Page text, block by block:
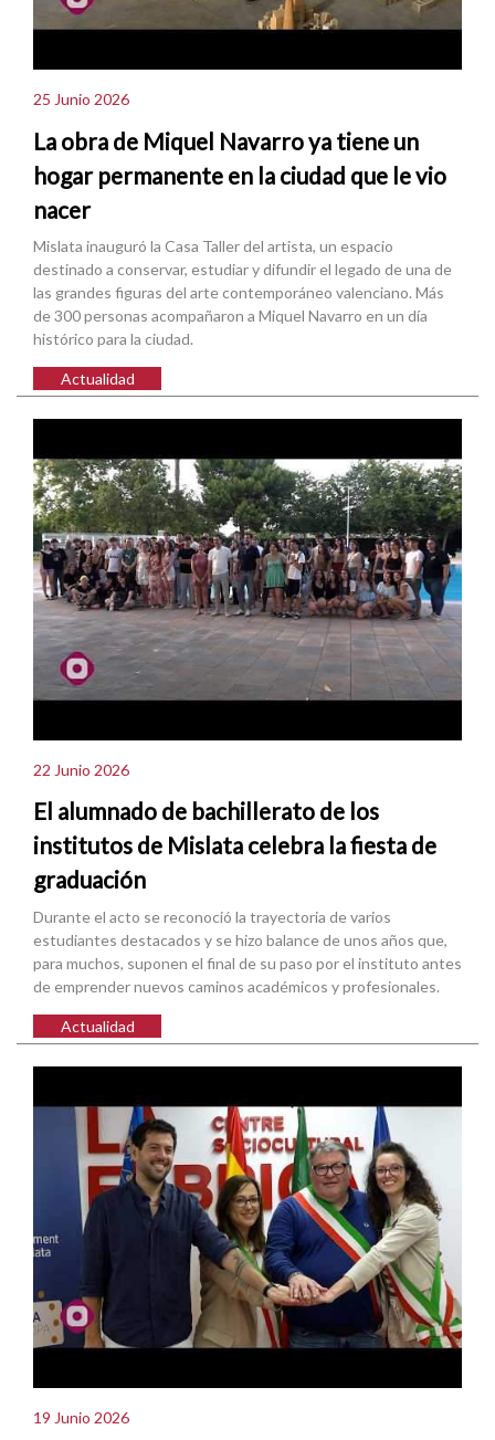
25 Junio 2026
La obra de Miquel Navarro ya tiene un
hogar permanente en la ciudad que le vio
nacer
Mislata inauguró la Casa Taller del artista, un espacio
destinado a conservar, estudiar y difundir el legado de una de
las grandes figuras del arte contemporáneo valenciano. Más
de 300 personas acompañaron a Miquel Navarro en un día
histórico para la ciudad.
Actualidad
22 Junio 2026
El alumnado de bachillerato de los
institutos de Mislata celebra la fiesta de
graduación
Durante el acto se reconoció la trayectoria de varios
estudiantes destacados y se hizo balance de unos años que,
para muchos, suponen el final de su paso por el instituto antes
de emprender nuevos caminos académicos y profesionales.
Actualidad
19 Junio 2026